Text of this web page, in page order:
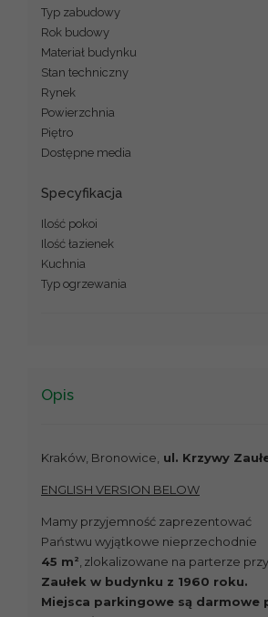
Typ zabudowy
Rok budowy
Materiał budynku
Stan techniczny
Rynek
Powierzchnia
Piętro
Dostępne media
Specyfikacja
Ilość pokoi
Ilość łazienek
Kuchnia
Typ ogrzewania
Opis
Kraków, Bronowice, ul. Krzywy
ENGLISH VERSION BELOW
Mamy przyjemność zaprezentować
Państwu wyjątkowe nieprzechodnie
45 m 2 zlokalizowane na parterze przy
Zaułek w budynku z 1960 roku.
Miejsca parkingowe są darmowe